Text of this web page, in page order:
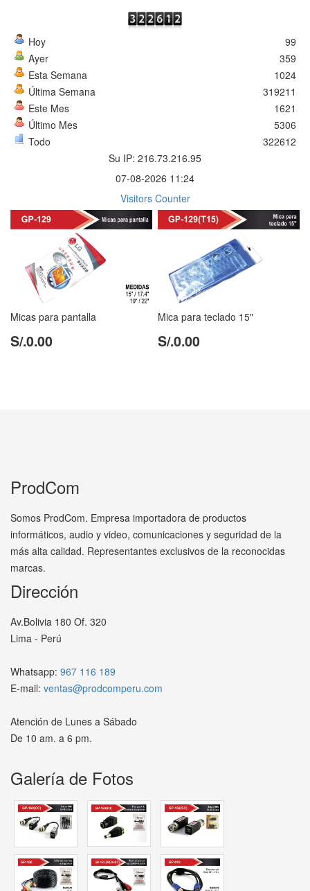
Hoy
Ayer
Esta Semana
Última Semana
Este Mes
Último Mes
Todo
99
359
1024
319211
1621
5306
322612
Su IP: 216.73.216.95
07-08-2026 11:24
Visitors Counter
Micas para pantalla
S/.0.00
Mica para teclado 15"
S/.0.00
ProdCom
Somos ProdCom. Empresa importadora de productos
informáticos, audio y video, comunicaciones y seguridad de la
más alta calidad. Representantes exclusivos de la reconocidas
marcas.
Dirección
Av.Bolivia 180 Of. 320
Lima - Perú
Whatsapp: 967 116 189
E-mail: ventas@prodcomperu.com
Atención de Lunes a Sábado
De 10 am. a 6 pm.
Galería de Fotos